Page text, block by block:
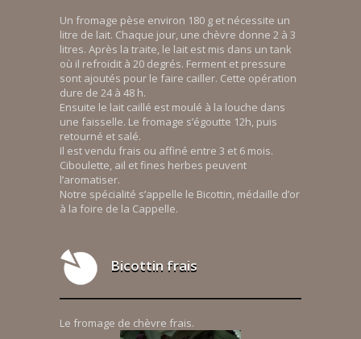
Un fromage pèse environ 180 g et nécessite un
litre de lait. Chaque jour, une chèvre donne 2 à 3
litres. Après la traite, le lait est mis dans un tank
où il refroidit à 20 degrés. Ferment et pressure
sont ajoutés pour le faire cailler. Cette opération
dure de 24 à 48 h.
Ensuite le lait caillé est moulé à la louche dans
une faisselle. Le fromage s’égoutte 12h, puis
retourné et salé.
Il est vendu frais ou affiné entre 3 et 6 mois.
Ciboulette, ail et fines herbes peuvent
l’aromatiser.
Notre spécialité s’appelle le Bicottin, médaille d’or
à la foire de la Cappelle.
Bicottin frais
Le fromage de chèvre frais.